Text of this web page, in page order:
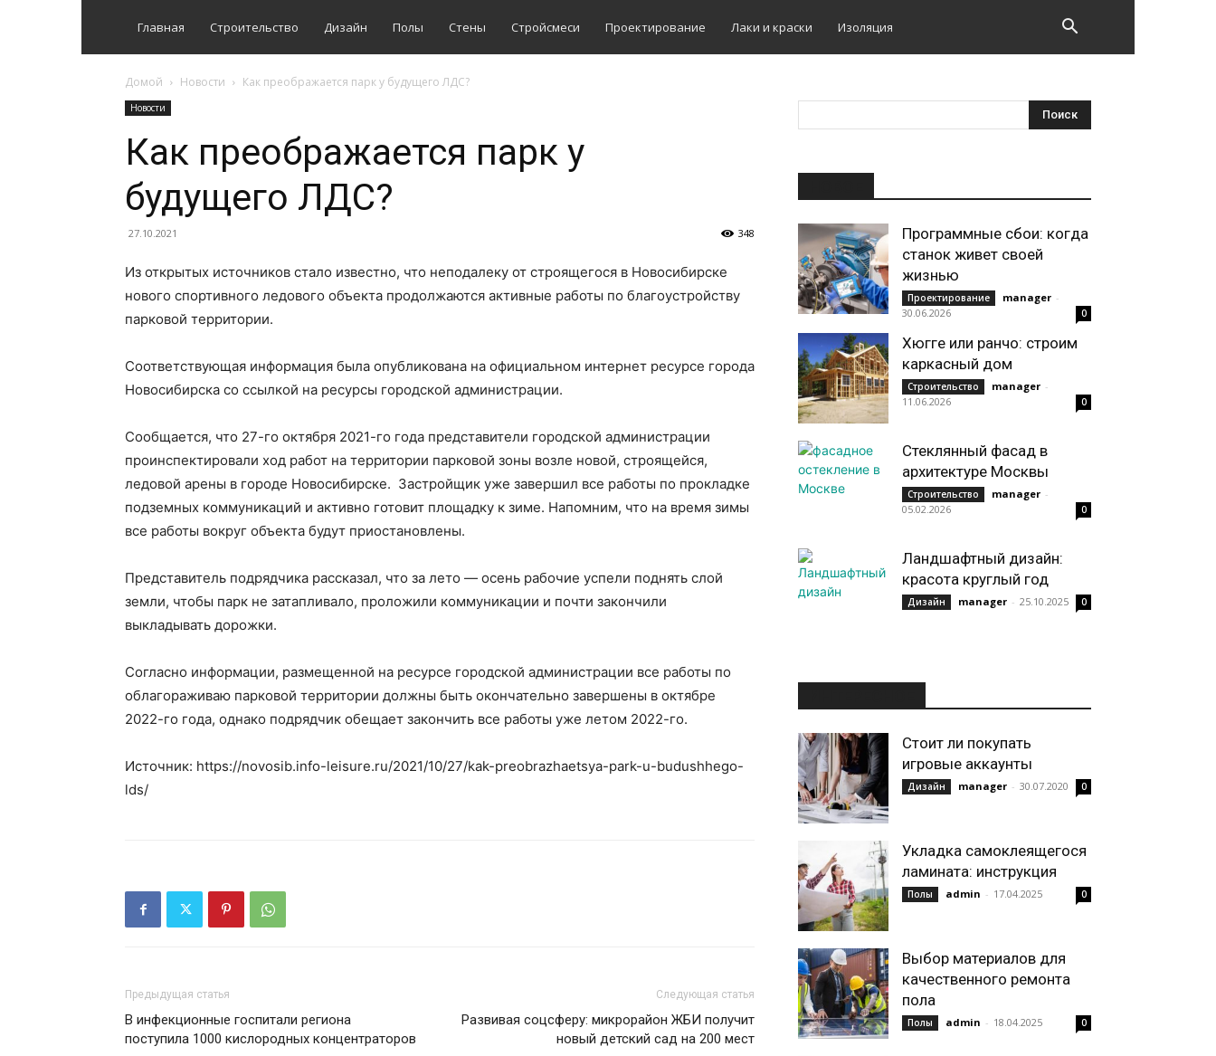
Главная Строительство Дизайн Полы Стены Стройсмеси Проектирование Лаки и краски Изоляция
Домой Новости Как преображается парк у будущего ЛДС?
Новости
Как преображается парк у
будущего ЛДС?
27.10.2021 348
Из открытых источников стало известно, что неподалеку от строящегося в Новосибирске
нового спортивного ледового объекта продолжаются активные работы по благоустройству
парковой территории.
Соответствующая информация была опубликована на официальном интернет ресурсе города
Новосибирска со ссылкой на ресурсы городской администрации.
Сообщается, что 27-го октября 2021-го года представители городской администрации
проинспектировали ход работ на территории парковой зоны возле новой, строящейся,
ледовой арены в городе Новосибирске. Застройщик уже завершил все работы по прокладке
подземных коммуникаций и активно готовит площадку к зиме. Напомним, что на время зимы
все работы вокруг объекта будут приостановлены.
Представитель подрядчика рассказал, что за лето — осень рабочие успели поднять слой
земли, чтобы парк не затапливало, проложили коммуникации и почти закончили
выкладывать дорожки.
Согласно информации, размещенной на ресурсе городской администрации все работы по
облагораживаю парковой территории должны быть окончательно завершены в октябре
2022-го года, однако подрядчик обещает закончить все работы уже летом 2022-го.
Источник: https://novosib.info-leisure.ru/2021/10/27/kak-preobrazhaetsya-park-u-budushhego-
lds/
Предыдущая статья
В инфекционные госпитали региона
поступила 1000 кислородных концентраторов
Следующая статья
Развивая соцсферу: микрорайон ЖБИ получит
новый детский сад на 200 мест
Программные сбои: когда
станок живет своей
жизнью
Проектирование manager -
30.06.2026
0
Хюгге или ранчо: строим
каркасный дом
Строительство manager -
11.06.2026
0
Стеклянный фасад в
архитектуре Москвы
Строительство manager -
05.02.2026
0
Ландшафтный дизайн:
красота круглый год
Дизайн manager - 25.10.2025 0
Стоит ли покупать
игровые аккаунты
Дизайн manager - 30.07.2020 0
Укладка самоклеящегося
ламината: инструкция
Полы admin - 17.04.2025 0
Выбор материалов для
качественного ремонта
пола
Полы admin - 18.04.2025 0